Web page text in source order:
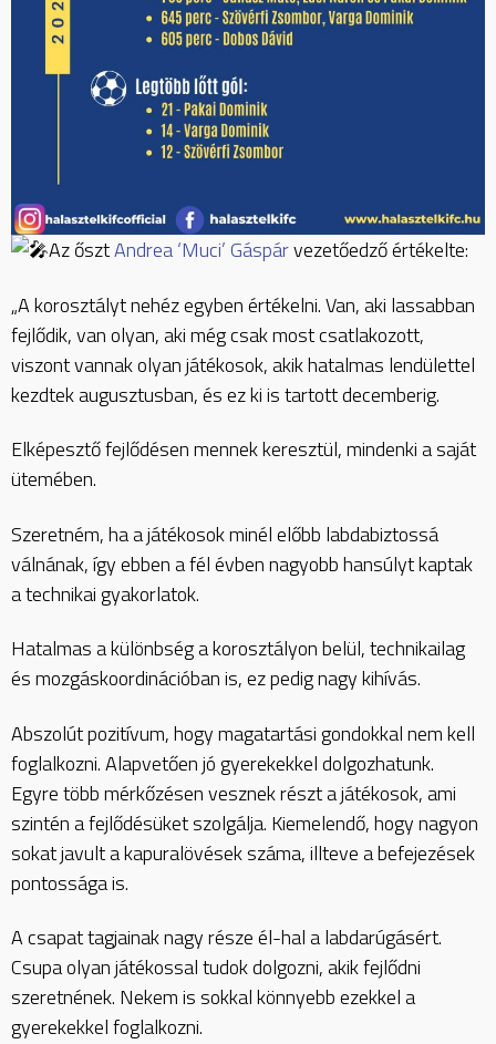
Az ősztAndrea ‘Muci’ Gáspárvezetőedző értékelte:
„Akorosztályt nehéz egyben értékelni. Van, aki lassabban
fejlődik, van olyan, aki még csak most csatlakozott,
viszont vannak olyan játékosok, akik hatalmas lendülettel
kezdtek augusztusban, és ez ki is tartott decemberig.
Elképesztő fejlődésen mennek keresztül, mindenki a saját
ütemében.
Szeretném, ha a játékosok minél előbb labdabiztossá
válnának, így ebben a fél évben nagyobb hansúlyt kaptak
a technikai gyakorlatok.
Hatalmas a különbség a korosztályon belül, technikailag
és mozgáskoordinációban is, ez pedig nagy kihívás.
Abszolút pozitívum, hogy magatartási gondokkal nem kell
foglalkozni. Alapvetően jó gyerekekkel dolgozhatunk.
Egyre több mérkőzésen vesznek részt a játékosok, ami
szintén a fejlődésüket szolgálja. Kiemelendő, hogy nagyon
sokat javult a kapuralövések száma, illteve a befejezések
pontossága is.
A csapat tagjainak nagy része él-hal a labdarúgásért.
Csupa olyan játékossal tudok dolgozni, akik fejlődni
szeretnének. Nekem is sokkal könnyebb ezekkel a
gyerekekkel foglalkozni.